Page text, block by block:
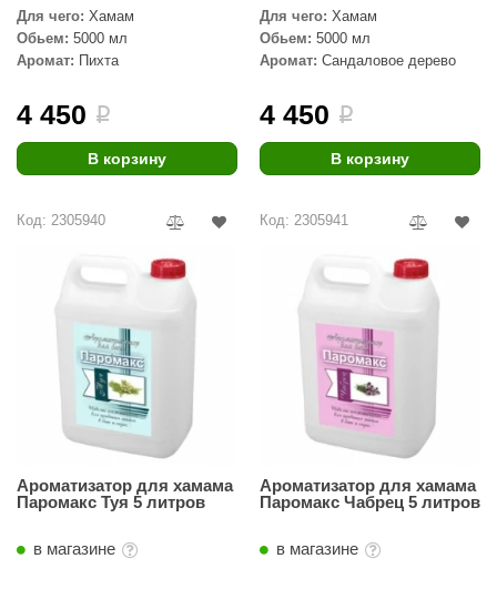
Для чего: Хамам
Обьем: 5000 мл
Аромат: Пихта
4 450 i
В корзину
Для чего: Хамам
Обьем: 5000 мл
Аромат: Сандаловое дерево
4 450 i
В корзину
Код: 2305940
Ароматизатор для хамама
Паромакс Туя 5 литров
в магазине
Код: 2305941
Ароматизатор для хамама
Паромакс Чабрец 5 литров
в магазине